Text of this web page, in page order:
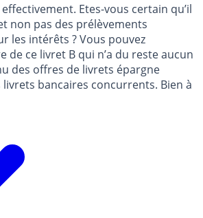
Etes-vous certain qu’il
non pas des prélèvements
les intérêts ? Vous pouvez
de ce livret B qui n’a du reste aucun
des offres de livrets épargne
bancaires concurrents. Bien à